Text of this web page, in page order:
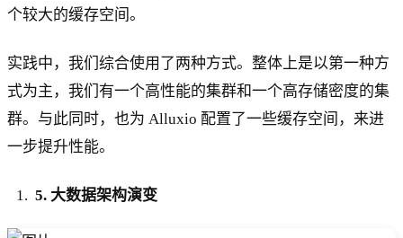
个较大的缓存空间。
实践中，我们综合使用了两种方式。整体上是以第一种方
式为主，我们有一个高性能的集群和一个高存储密度的集
群。与此同时，也为 Alluxio 配置了一些缓存空间，来进
一步提升性能。
5. 大数据架构演变